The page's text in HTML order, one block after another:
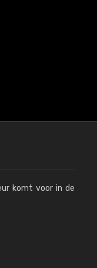
komt voor in de